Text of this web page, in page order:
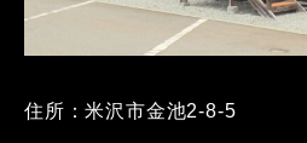
住所：米沢市金池2-8-5